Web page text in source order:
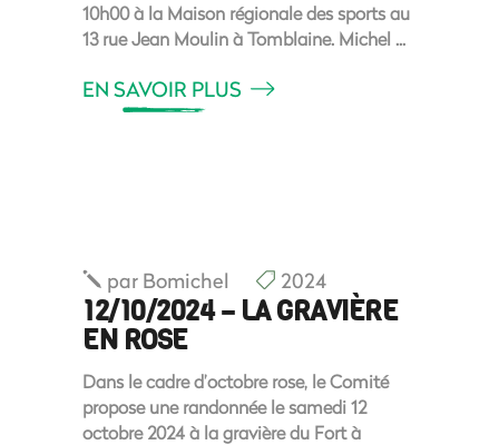
10h00 à la Maison régionale des sports au
13 rue Jean Moulin à Tomblaine. Michel
EN SAVOIR PLUS
par Bomichel 2024
12/10/2024 – LA GRAVIÈRE
EN ROSE
Dans le cadre d’octobre rose, le Comité
propose une randonnée le samedi 12
octobre 2024 à la gravière du Fort à